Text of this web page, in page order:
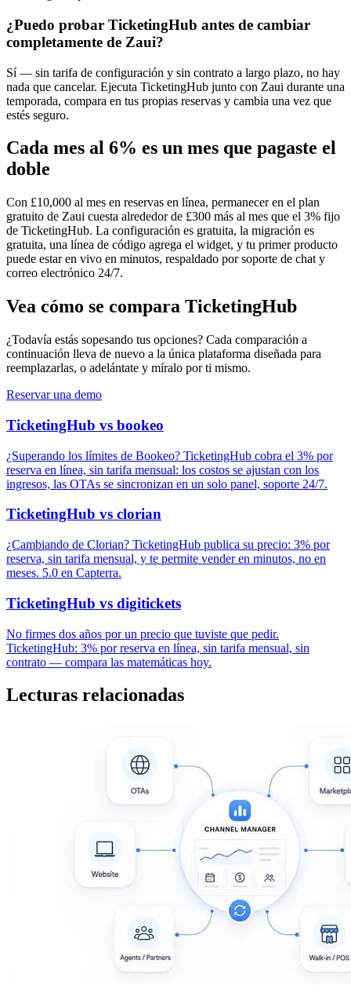
¿Puedo probar TicketingHub antes de cambiar
completamente de Zaui?
Sí — sin tarifa de configuración y sin contrato a largo plazo, no hay
nada que cancelar. Ejecuta TicketingHub junto con Zaui durante una
temporada, compara en tus propias reservas y cambia una vez que
estés seguro.
Cada mes al 6% es un mes que pagaste el
doble
Con £10,000 al mes en reservas en línea, permanecer en el plan
gratuito de Zaui cuesta alrededor de £300 más al mes que el 3% fijo
de TicketingHub. La configuración es gratuita, la migración es
gratuita, una línea de código agrega el widget, y tu primer producto
puede estar en vivo en minutos, respaldado por soporte de chat y
correo electrónico 24/7.
Vea cómo se compara TicketingHub
¿Todavía estás sopesando tus opciones? Cada comparación a
continuación lleva de nuevo a la única plataforma diseñada para
reemplazarlas, o adelántate y míralo por ti mismo.
Reservar una demo
TicketingHub vs bookeo
¿Superando los límites de Bookeo? TicketingHub cobra el 3% por
reserva en línea, sin tarifa mensual: los costos se ajustan con los
ingresos, las OTAs se sincronizan en un solo panel, soporte 24/7.
TicketingHub vs clorian
¿Cambiando de Clorian? TicketingHub publica su precio: 3% por
reserva, sin tarifa mensual, y te permite vender en minutos, no en
meses. 5.0 en Capterra.
TicketingHub vs digitickets
No firmes dos años por un precio que tuviste que pedir.
TicketingHub: 3% por reserva en línea, sin tarifa mensual, sin
contrato — compara las matemáticas hoy.
Lecturas relacionadas